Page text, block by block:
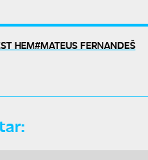
HEM MATEUS FERNANDEŠ